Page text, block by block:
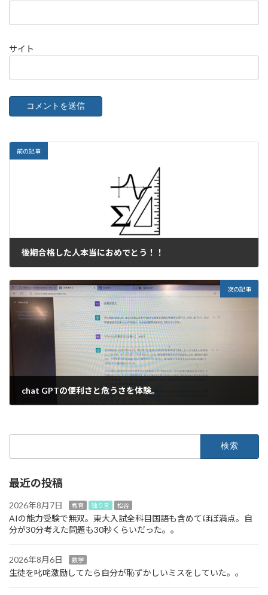
サイト
前の記事
後期合格した人本当におめでとう！！
次の記事
chat GPTの便利さと危うさを体験。
最近の投稿
2026年8月7日 教育 独り言 松谷
AIの能力受験で無双。東大入試全科目国語も含めてほぼ満点。自
分が30分考えた問題も30秒くらいだった。。
2026年8月6日 数学
生徒を叱咤激励してたら自分が恥ずかしいミスをしていた。。